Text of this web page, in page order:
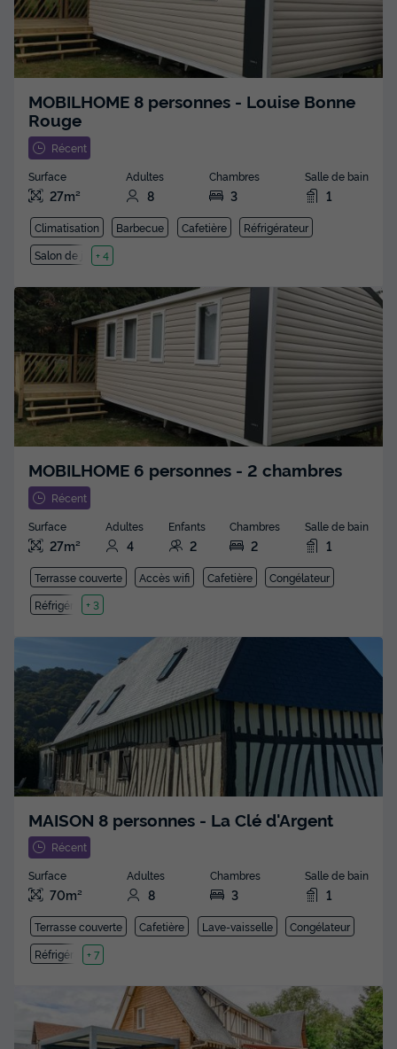
MOBILHOME 8 personnes - Louise Bonne
Rouge
Récent
Surface
27m²
Adultes
8
Chambres
3
Salle de bain
1
Climatisation Barbecue Cafetière
Réfrigérateur
Salon de jardin
+ 4
MOBILHOME 6 personnes - 2 chambres
Récent
Surface
27m²
Adultes
4
Enfants
2
Chambres
2
Salle de bain
1
Terrasse couverte Accès wifi Cafetière
Congélateur
Réfrigérateur
+ 3
MAISON 8 personnes - La Clé d'Argent
Récent
Surface
70m²
Adultes
8
Chambres
3
Salle de bain
1
Terrasse couverte Cafetière Lave-vaisselle
Congélateur
Réfrigérateur
+ 7